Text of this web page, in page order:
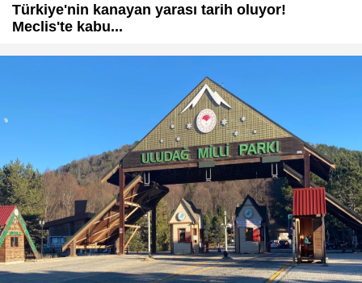
Türkiye'nin kanayan yarası tarih oluyor!
Meclis'te kabu...